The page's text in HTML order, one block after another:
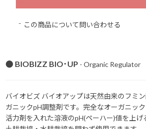
この商品について問い合わせる
● BIOBIZZ BIO･UP - Organic Regulator
バイオビズ バイオアップは天然由来のフミ
ガニックpH調整剤です。完全なオーガニッ
活力剤を入れた溶液のpH(ペーハー)値を上げ